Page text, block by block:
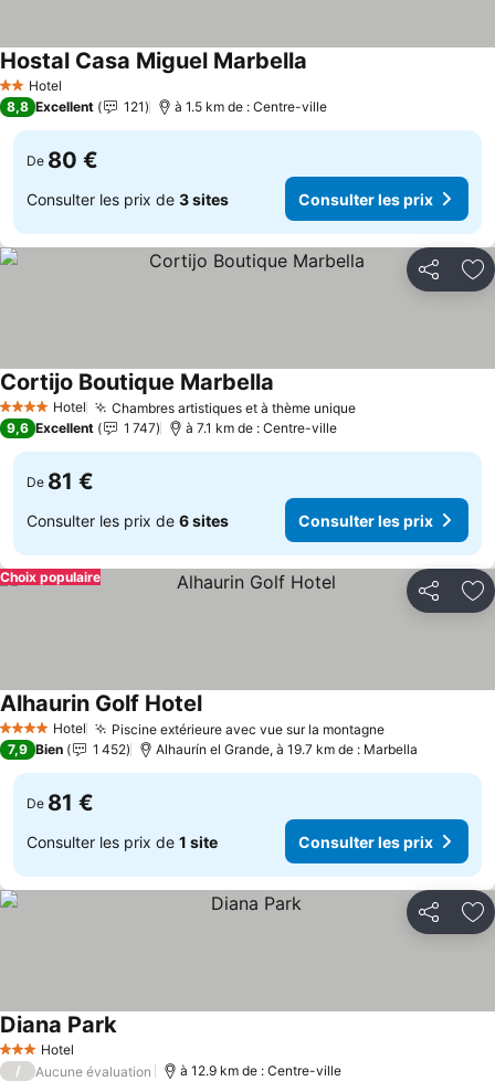
2 Étoiles
Hotel
Hostal Casa Miguel Marbella
8,8 Excellent 121 à 1.5 km de : Centre-ville
De 80 €
Consulter les prix de 3 sites Consulter les prix
Partager
4 Étoiles Hotel Chambres artistiques et à thème uniqueConsulter les
Cortijo Boutique Marbella
9,6 Excellent 1 747 à 7.1 km de : Centre-ville
De 81 €
Consulter les prix de 6 sites Consulter les prix
Partager
Choix populaire
4 Étoiles Hotel Piscine extérieure avec vue sur la montagneConsulter
Alhaurin Golf HotelConsulter les prix
7,9 Bien 1 452 Alhaurín el Grande, à 19.7 km de : Marbella
De 81 €
Consulter les prix de 1 site Consulter les prix
Partager
3 ÉtoilesHotel
Diana ParkConsulter les prix
/ Aucune évaluation à 12.9 km de : Centre-ville